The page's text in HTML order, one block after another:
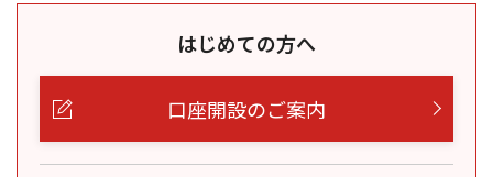
はじめての方へ
口座開設のご案内